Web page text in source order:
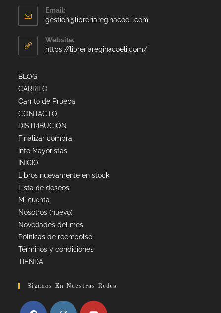
Email:
gestion@libreriareginacoeli.com
Website:
https://libreriareginacoeli.com/
BLOG
CARRITO
Carrito de Prueba
CONTACTO
DISTRIBUCIÓN
Finalizar compra
Info Mayoristas
INICIO
Libros nuevamente en stock
Lista de deseos
Mi cuenta
Nosotros (nuevo)
Novedades del mes
Políticas de reembolso
Términos y condiciones
TIENDA
Siganos En Nuestras Redes